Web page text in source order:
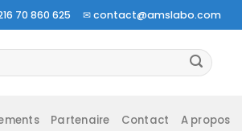
70 860 625 ✉contact@amslabo.com
Partenaire Contact A propos